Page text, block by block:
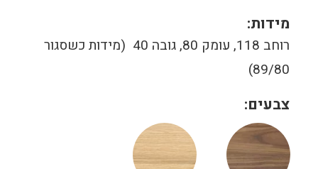
מידות:
רוחב 118, עומק 80, גובה 40 (מידות כשסגור
89/80)
צבעים: